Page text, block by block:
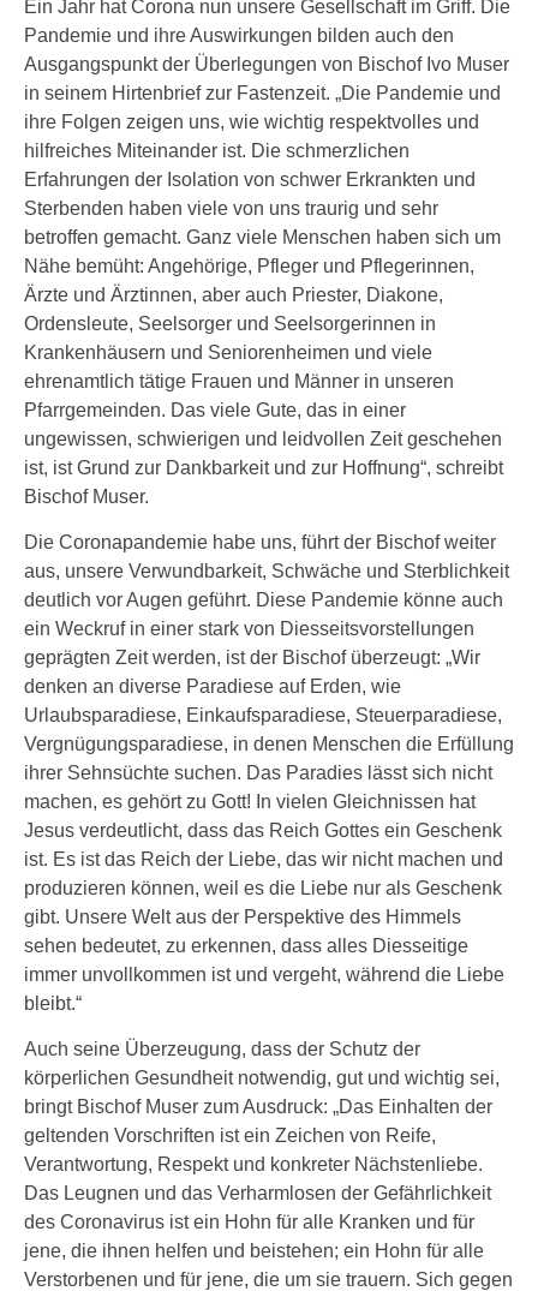
Ein Jahr hat Corona nun unsere Gesellschaft im Griff. Die
Pandemie und ihre Auswirkungen bilden auch den
Ausgangspunkt der Überlegungen von Bischof Ivo Muser
in seinem Hirtenbrief zur Fastenzeit. „Die Pandemie und
ihre Folgen zeigen uns, wie wichtig respektvolles und
hilfreiches Miteinander ist. Die schmerzlichen
Erfahrungen der Isolation von schwer Erkrankten und
Sterbenden haben viele von uns traurig und sehr
betroffen gemacht. Ganz viele Menschen haben sich um
Nähe bemüht: Angehörige, Pfleger und Pflegerinnen,
Ärzte und Ärztinnen, aber auch Priester, Diakone,
Ordensleute, Seelsorger und Seelsorgerinnen in
Krankenhäusern und Seniorenheimen und viele
ehrenamtlich tätige Frauen und Männer in unseren
Pfarrgemeinden. Das viele Gute, das in einer
ungewissen, schwierigen und leidvollen Zeit geschehen
ist, ist Grund zur Dankbarkeit und zur Hoffnung“, schreibt
Bischof Muser.
Die Coronapandemie habe uns, führt der Bischof weiter
aus, unsere Verwundbarkeit, Schwäche und Sterblichkeit
deutlich vor Augen geführt. Diese Pandemie könne auch
ein Weckruf in einer stark von Diesseitsvorstellungen
geprägten Zeit werden, ist der Bischof überzeugt: „Wir
denken an diverse Paradiese auf Erden, wie
Urlaubsparadiese, Einkaufsparadiese, Steuerparadiese,
Vergnügungsparadiese, in denen Menschen die Erfüllung
ihrer Sehnsüchte suchen. Das Paradies lässt sich nicht
machen, es gehört zu Gott! In vielen Gleichnissen hat
Jesus verdeutlicht, dass das Reich Gottes ein Geschenk
ist. Es ist das Reich der Liebe, das wir nicht machen und
produzieren können, weil es die Liebe nur als Geschenk
gibt. Unsere Welt aus der Perspektive des Himmels
sehen bedeutet, zu erkennen, dass alles Diesseitige
immer unvollkommen ist und vergeht, während die Liebe
bleibt.“
Auch seine Überzeugung, dass der Schutz der
körperlichen Gesundheit notwendig, gut und wichtig sei,
bringt Bischof Muser zum Ausdruck: „Das Einhalten der
geltenden Vorschriften ist ein Zeichen von Reife,
Verantwortung, Respekt und konkreter Nächstenliebe.
Das Leugnen und das Verharmlosen der Gefährlichkeit
des Coronavirus ist ein Hohn für alle Kranken und für
jene, die ihnen helfen und beistehen; ein Hohn für alle
Verstorbenen und für jene, die um sie trauern. Sich gegen